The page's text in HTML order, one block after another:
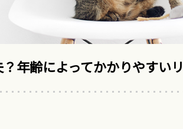
年齢によってかかりやすい